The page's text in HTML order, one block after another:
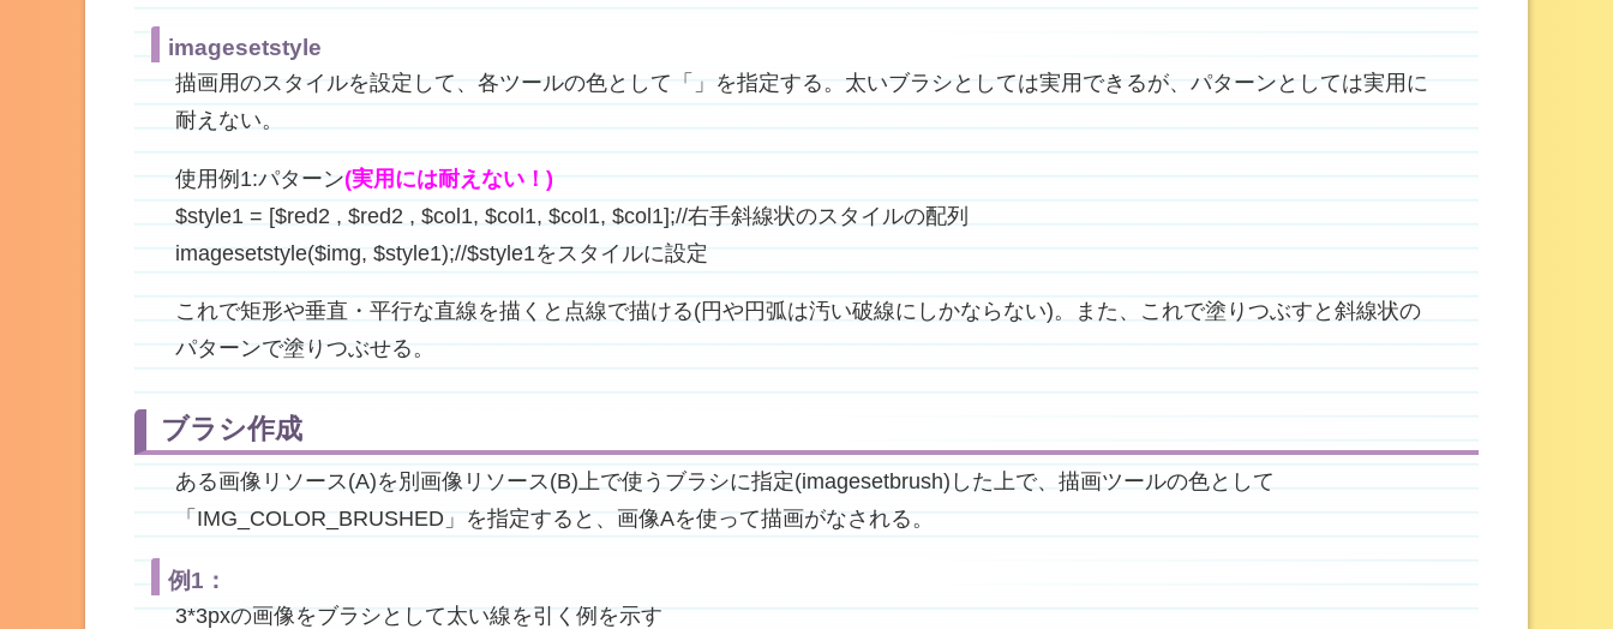
imagesetstyle
描画用のスタイルを設定して、各ツールの色として「」を指定する。太いブラシとしては実用できるが、パターンとしては実用に
耐えない。
使用例1:パターン(実用には耐えない！)
$style1 = [$red2 , $red2 , $col1, $col1, $col1, $col1];//右手斜線状のスタイルの配列
imagesetstyle($img, $style1);//$style1をスタイルに設定
これで矩形や垂直・平行な直線を描くと点線で描ける(円や円弧は汚い破線にしかならない)。また、これで塗りつぶすと斜線状の
パターンで塗りつぶせる。
ブラシ作成
ある画像リソース(A)を別画像リソース(B)上で使うブラシに指定(imagesetbrush)した上で、描画ツールの色として
「IMG_COLOR_BRUSHED」を指定すると、画像Aを使って描画がなされる。
例1：
3*3pxの画像をブラシとして太い線を引く例を示す